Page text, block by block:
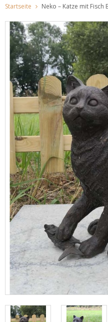
Startseite Neko – Katze mit Fisch